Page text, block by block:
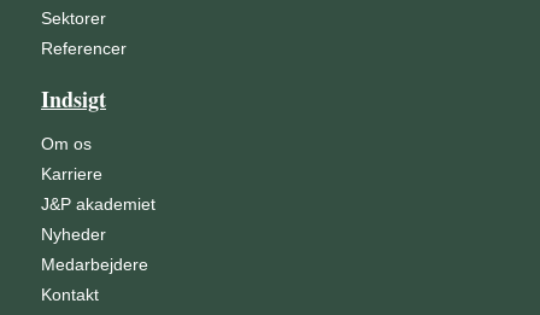
Sektorer
Referencer
Indsigt
Om os
Karriere
J&P akademiet
Nyheder
Medarbejdere
Kontakt